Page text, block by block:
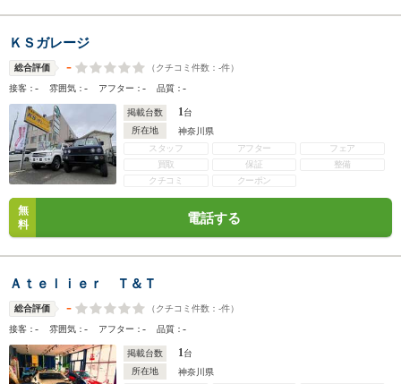
ＫＳガレージ
総合評価 - （クチコミ件数： -件）
接客：- 雰囲気：- アフター：- 品質：-
掲載台数 1台
所在地
神奈川県
スタッフ
アフター
フェア
買取
保証
整備
クチコミ
クーポン
無
料
電話する
Ａｔｅｌｉｅｒ Ｔ＆Ｔ
総合評価 - （クチコミ件数： -件）
接客：- 雰囲気：- アフター：- 品質：-
掲載台数 1台
所在地
神奈川県